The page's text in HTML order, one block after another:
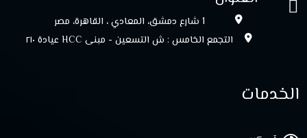
1 شارع دمشق، المعادي ، القاهرة، مصر
التجمع الخامس : ش التسعين - مبنى HCC عيادة ۲۱۰
الخدمات